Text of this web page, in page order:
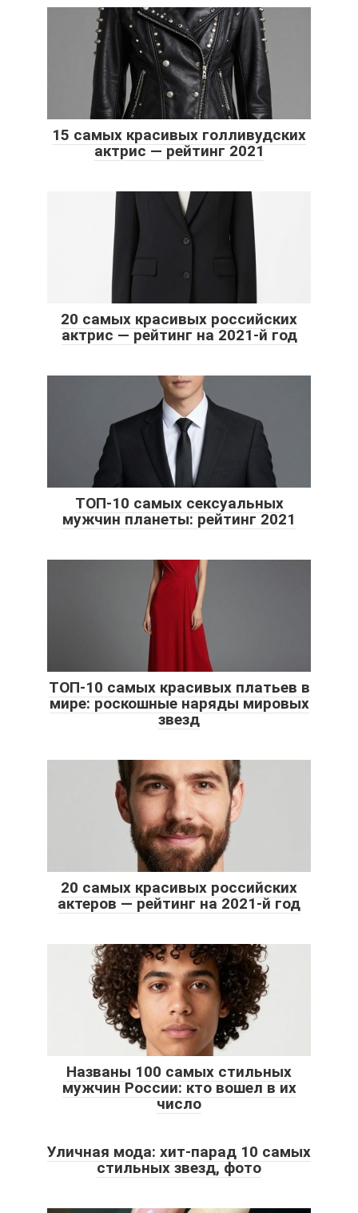
15 самых красивых голливудских
актрис — рейтинг 2021
20 самых красивых российских
актрис — рейтинг на 2021-й год
ТОП-10 самых сексуальных
мужчин планеты: рейтинг 2021
ТОП-10 самых красивых платьев в
мире: роскошные наряды мировых
звезд
20 самых красивых российских
актеров — рейтинг на 2021-й год
Названы 100 самых стильных
мужчин России: кто вошел в их
число
Уличная мода: хит-парад 10 самых
стильных звезд, фото